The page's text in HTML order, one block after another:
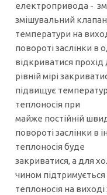
електропривода -
змішувальний
температури на
повороті заслінки в
відкриватися прохід
рівній мірі
підвищує
теплоносія при
майже постійній
повороті заслінки в
теплоносія буде
закриватися, а для
чином
теплоносія на виході